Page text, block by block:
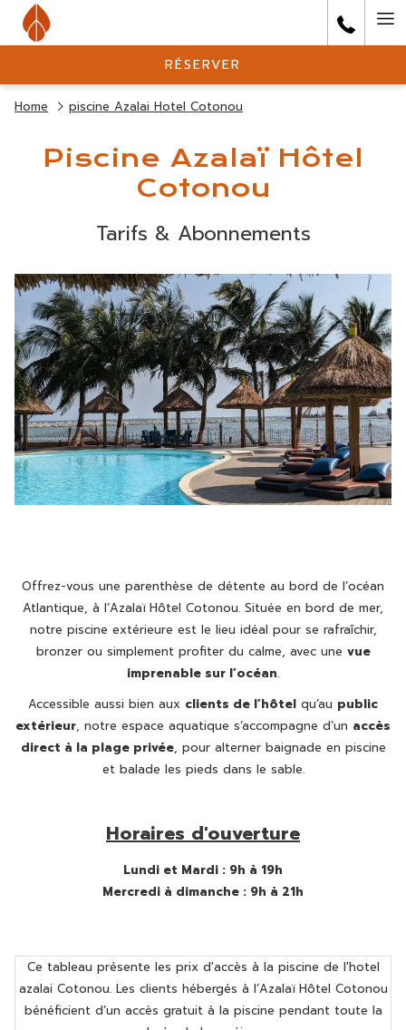
RÉSERVER
Home piscine Azalai Hotel Cotonou
Piscine Azalaï Hôtel
Cotonou
Tarifs & Abonnements
Offrez-vous une parenthèse de détente au bord de l’océan
Atlantique, à l’Azalaï Hôtel Cotonou. Située en bord de mer,
notre piscine extérieure est le lieu idéal pour se rafraîchir,
bronzer ou simplement profiter du calme, avec une vue
imprenable sur l’océan.
Accessible aussi bien aux clients de l’hôtel qu’au public
extérieur, notre espace aquatique s’accompagne d’un accès
direct à la plage privée, pour alterner baignade en piscine
et balade les pieds dans le sable.
Horaires d'ouverture
Lundi et Mardi : 9h à 19h
Mercredi à dimanche : 9h à 21h
Ce tableau présente les prix d'accès à la piscine de l'hotel
azalai Cotonou. Les clients hébergés à l’Azalaï Hôtel Cotonou
bénéficient d’un accès gratuit à la piscine pendant toute la